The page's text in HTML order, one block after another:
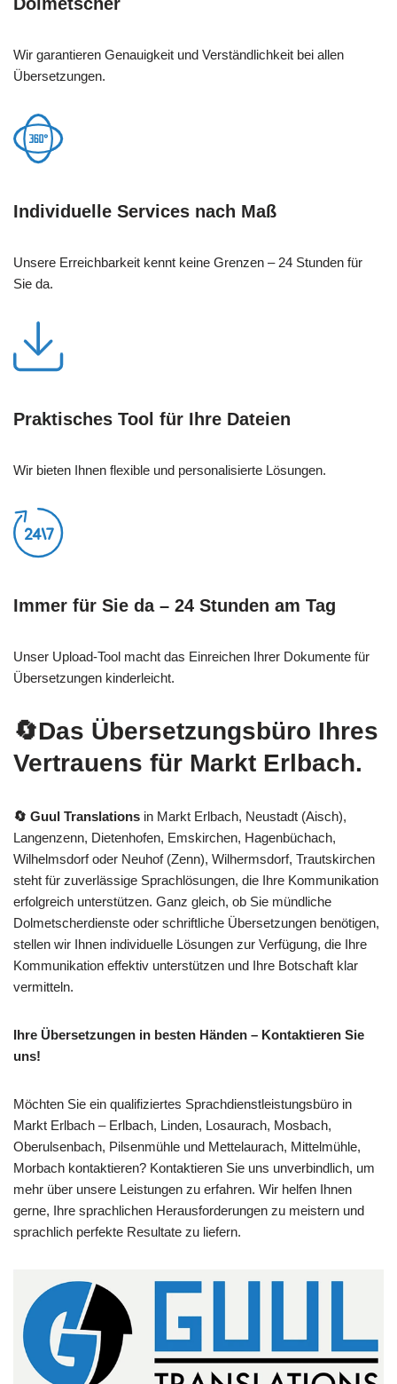
Wir garantieren Genauigkeit und Verständlichkeit bei allen
Übersetzungen.
Individuelle Services nach Maß
Unsere Erreichbarkeit kennt keine Grenzen – 24 Stunden für
Sie da.
Praktisches Tool für Ihre Dateien
Wir bieten Ihnen flexible und personalisierte Lösungen.
Immer für Sie da – 24 Stunden am Tag
Unser Upload-Tool macht das Einreichen Ihrer Dokumente für
Übersetzungen kinderleicht.
🔄Das Übersetzungsbüro Ihres
Vertrauens für Markt Erlbach.
🔄 Guul Translations in Markt Erlbach, Neustadt (Aisch),
Langenzenn, Dietenhofen, Emskirchen, Hagenbüchach,
Wilhelmsdorf oder Neuhof (Zenn), Wilhermsdorf, Trautskirchen
steht für zuverlässige Sprachlösungen, die Ihre Kommunikation
erfolgreich unterstützen. Ganz gleich, ob Sie mündliche
Dolmetscherdienste oder schriftliche Übersetzungen benötigen,
stellen wir Ihnen individuelle Lösungen zur Verfügung, die Ihre
Kommunikation effektiv unterstützen und Ihre Botschaft klar
vermitteln.
Ihre Übersetzungen in besten Händen – Kontaktieren Sie
uns!
Möchten Sie ein qualifiziertes Sprachdienstleistungsbüro in
Markt Erlbach – Erlbach, Linden, Losaurach, Mosbach,
Oberulsenbach, Pilsenmühle und Mettelaurach, Mittelmühle,
Morbach kontaktieren? Kontaktieren Sie uns unverbindlich, um
mehr über unsere Leistungen zu erfahren. Wir helfen Ihnen
gerne, Ihre sprachlichen Herausforderungen zu meistern und
sprachlich perfekte Resultate zu liefern.